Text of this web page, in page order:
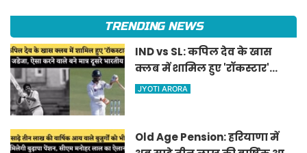
TRENDING NEWS
IND vs SL: कपिल देव के खास
क्लब में शामिल हुए 'रॉकस्टार'
जडेजा, ऐसा करने वाले बने मात्र
JYOTI ARORA
Old Age Pension: हरियाणा में